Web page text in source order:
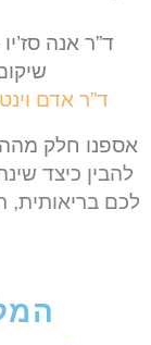
ד”ר אנה
ד”ר אדם
אספנו חלק